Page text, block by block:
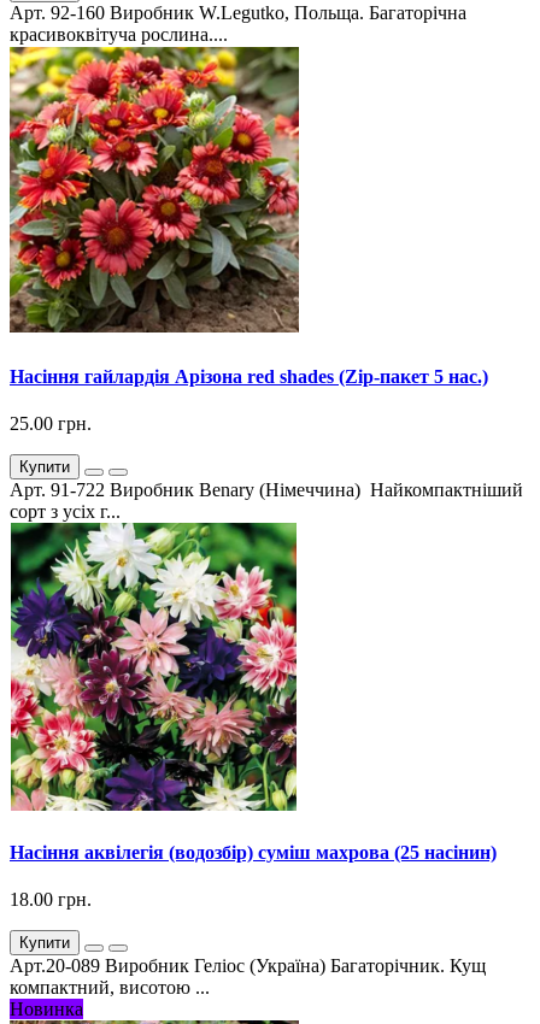
Арт. 92-160 Виробник W.Legutko, Польща. Багаторічна
красивоквітуча рослина....
Насіння гайлардія Арізона red shades (Zip-пакет 5 нас.)
25.00 грн.
Купити
Арт. 91-722 Виробник Benary (Німеччина) Найкомпактніший
сорт з усіх г...
Насіння аквілегія (водозбір) суміш махрова (25 насінин)
18.00 грн.
Купити
Арт.20-089 Виробник Геліос (Україна) Багаторічник. Кущ
компактний, висотою ...
Новинка